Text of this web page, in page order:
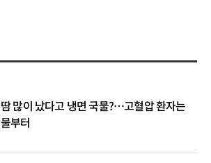
땀 많이 났다고 냉면 국물?…고혈압 환자는
물부터